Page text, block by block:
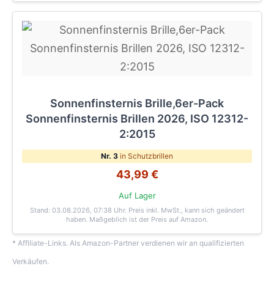
Sonnenfinsternis Brille,6er-Pack
Sonnenfinsternis Brillen 2026, ISO 12312-
2:2015
Nr. 3 in Schutzbrillen
43,99 €
Auf Lager
Stand: 03.08.2026, 07:38 Uhr. Preis inkl. MwSt., kann sich geändert
haben. Maßgeblich ist der Preis auf Amazon.
* Affiliate-Links. Als Amazon-Partner verdienen wir an qualifizierten
Verkäufen.